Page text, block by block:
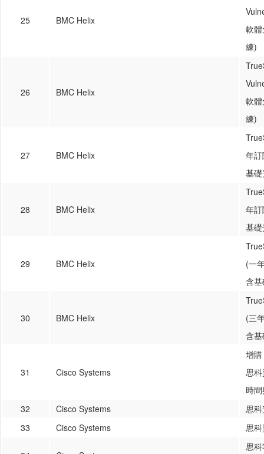
25 BMC Helix
軟
練)
26 BMC Helix
軟
練)
27 BMC Helix
年
基
28 BMC Helix
年
基
29 BMC Helix
(一
含
30 BMC Helix
(三
含
31 Cisco Systems
增
思
時
32
Cisco Systems
思
33
Cisco Systems 思
思